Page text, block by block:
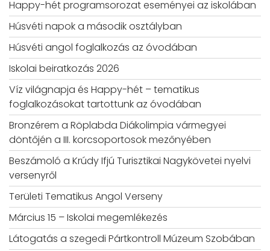
Happy-hét programsorozat eseményei az iskolában
Húsvéti napok a második osztályban
Húsvéti angol foglalkozás az óvodában
Iskolai beiratkozás 2026
Víz világnapja és Happy-hét – tematikus
foglalkozásokat tartottunk az óvodában
Bronzérem a Röplabda Diákolimpia vármegyei
döntőjén a III. korcsoportosok mezőnyében
Beszámoló a Krúdy Ifjú Turisztikai Nagykövetei nyelvi
versenyről
Területi Tematikus Angol Verseny
Március 15 – Iskolai megemlékezés
Látogatás a szegedi Pártkontroll Múzeum Szobában